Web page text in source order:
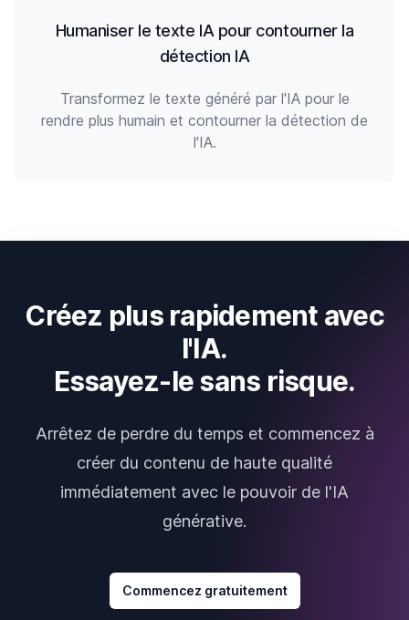
Humaniser le texte IA pour contourner la
détection IA
Transformez le texte généré par l'IA pour le
rendre plus humain et contourner la détection de
l'IA.
Créez plus rapidement avec
l'IA.
Essayez-le sans risque.
Arrêtez de perdre du temps et commencez à
créer du contenu de haute qualité
immédiatement avec le pouvoir de l'IA
générative.
Commencez gratuitement